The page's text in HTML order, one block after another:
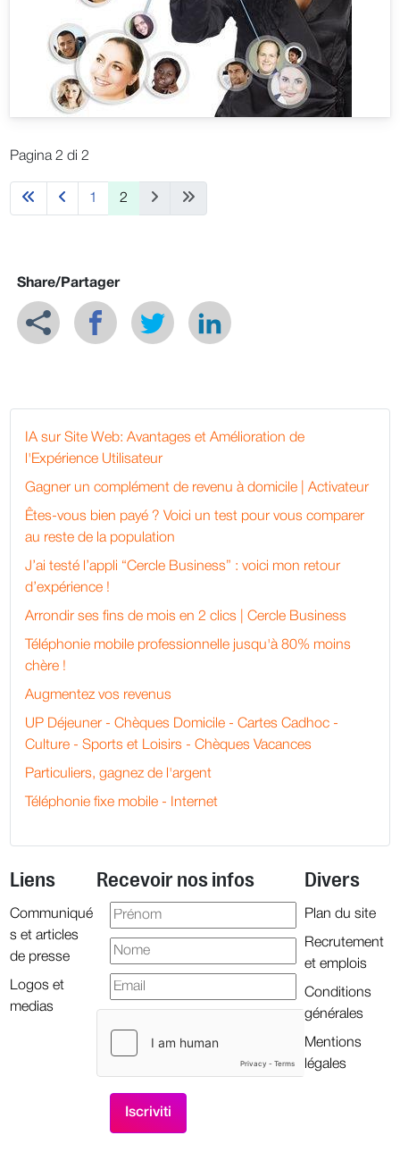
Pagina 2 di 2
1 2
Share/Partager
IA sur Site Web: Avantages et Amélioration de
l'Expérience Utilisateur
Gagner un complément de revenu à domicile | Activateur
Êtes-vous bien payé ? Voici un test pour vous comparer
au reste de la population
J’ai testé l’appli “Cercle Business” : voici mon retour
d’expérience !
Arrondir ses fins de mois en 2 clics | Cercle Business
Téléphonie mobile professionnelle jusqu'à 80% moins
chère !
Augmentez vos revenus
UP Déjeuner - Chèques Domicile - Cartes Cadhoc -
Culture - Sports et Loisirs - Chèques Vacances
Particuliers, gagnez de l'argent
Téléphonie fixe mobile - Internet
Liens
Communiqué
s et articles
de presse
Logos et
medias
Recevoir nos infos Divers
Plan du site
Recrutement
et emplois
Conditions
générales
Mentions
légales